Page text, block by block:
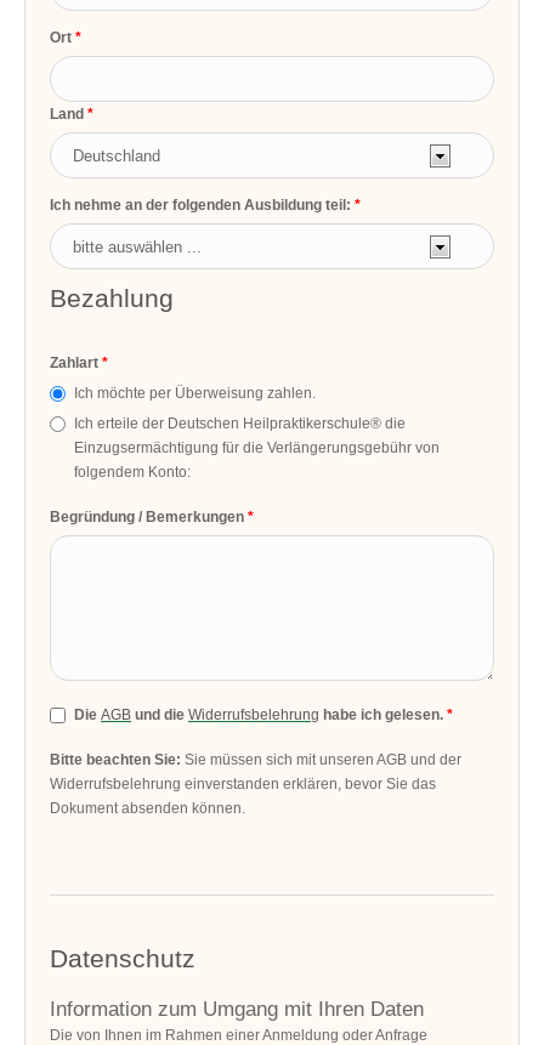
Ort
Land
Ich nehme an der folgenden Ausbildung teil:
Bezahlung
Zahlart
Ich möchte per Überweisung zahlen.
Ich erteile der Deutschen Heilpraktikerschule® die
Einzugsermächtigung für die Verlängerungsgebühr von
folgendem Konto:
Begründung / Bemerkungen
DieAGB und dieWiderrufsbelehrung habe ich gelesen.
Bitte beachten Sie: Sie müssen sich mit unseren AGB und der
Widerrufsbelehrung einverstanden erklären, bevor Sie das
Dokument absenden können.
Datenschutz
Information zum Umgang mit Ihren Daten
Die von Ihnen im Rahmen einer Anmeldung oder Anfrage